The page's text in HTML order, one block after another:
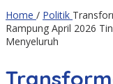
Home / Politik
Rampung April 2026
Menyeluruh